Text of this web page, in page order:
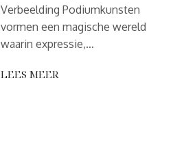
Verbeelding Podiumkunsten
vormen een magische wereld
waarin expressie,…
LEES MEER